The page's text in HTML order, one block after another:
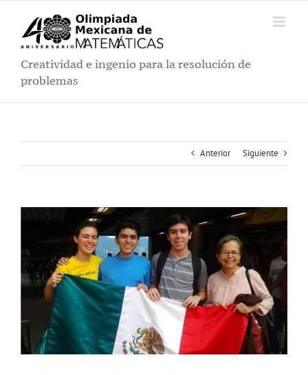
contenido
Creatividad e ingenio para la resolución de
problemas
Anterior Siguiente